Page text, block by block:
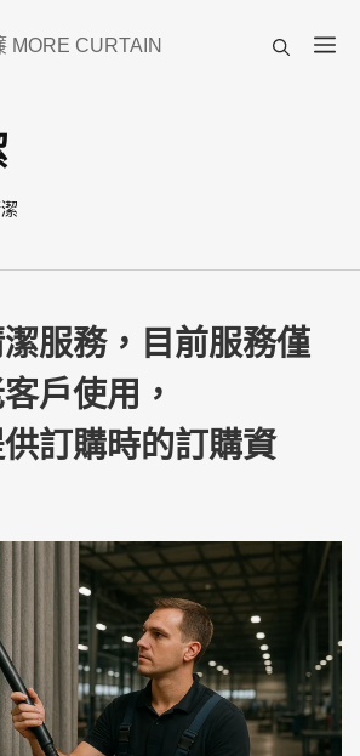
MORE CURTAIN
選
服務，目前服務僅
戶使用，
訂購時的訂購資